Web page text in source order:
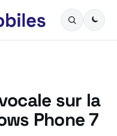
sur la
Phone 7